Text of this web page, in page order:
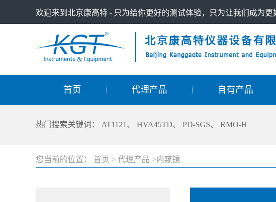
欢迎来到北京康高特 - 只为给你更好的测试体验，只为让我们成为更
首页 代理产品 自有产品
热门搜索关键词： AT1121 、 HVA45TD、 PD-SGS、 RMO-H
您当前的位置： 首页 > 代理产品 >内窥镜